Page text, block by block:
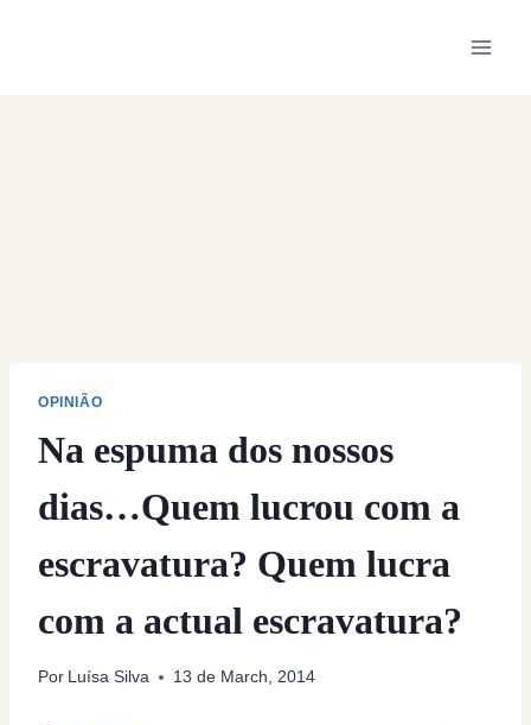
OPINIÃO
Na espuma dos nossos
dias…Quem lucrou com a
escravatura? Quem lucra
com a actual escravatura?
Por Luísa Silva 13 de March, 2014